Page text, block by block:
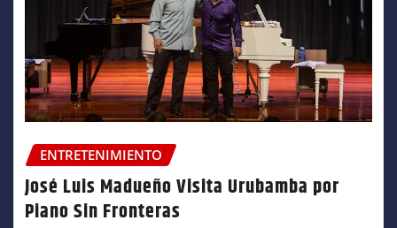
ENTRETENIMIENTO
José Luis Madueño Visita Urubamba por
Piano Sin Fronteras